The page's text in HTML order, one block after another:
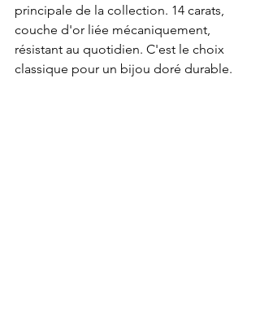
principale de la collection. 14 carats,
couche d'or liée mécaniquement,
résistant au quotidien. C'est le choix
classique pour un bijou doré durable.